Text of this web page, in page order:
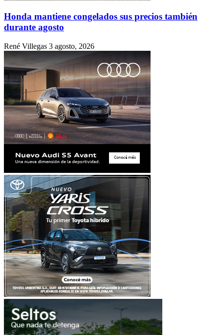
Honda mantiene congelados sus precios también
durante agosto
René Villegas 3 agosto, 2026